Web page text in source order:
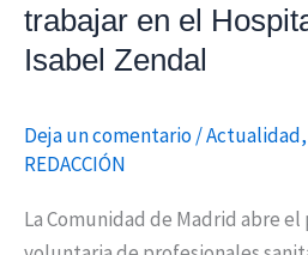
trabajar en el
Isabel Zendal
Deja un comentario/Actualidad,
REDACCIÓN
La Comunidad de Madrid abre
Hospital
Enfermera
Zendal